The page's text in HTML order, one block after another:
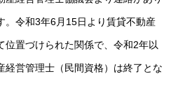
。令和3年6月15日より賃貸不動産
位置づけられた関係で、令和2年以
経営管理士（民間資格）は終了とな